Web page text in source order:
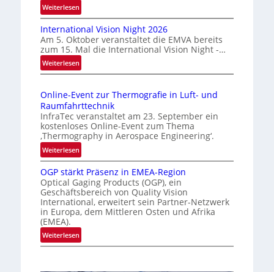
s
s
i
e
D
u
c
k
r
k
e
n
r
e
Weiterlesen:
H
o
m
e
p
a
e
‚
H
y
p
e
r
s
p
e
c
t
r
International Vision Night 2026
Am 5. Oktober veranstaltet die EMVA bereits
zum 15. Mal die International Vision Night -…
Weiterlesen:
I
t
e
r
n
a
t
o
n
a
l
V
i
s
Online-Event zur Thermografie in Luft- und
Raumfahrttechnik
InfraTec veranstaltet am 23. September ein
kostenloses Online-Event zum Thema
‚Thermography in Aerospace Engineering‘.
Weiterlesen:
O
n
l
i
n
-
E
OGP stärkt Präsenz in EMEA-Region
Optical Gaging Products (OGP), ein
Geschäftsbereich von Quality Vision
International, erweitert sein Partner-Netzwerk
in Europa, dem Mittleren Osten und Afrika
(EMEA).
Weiterlesen:
O
P